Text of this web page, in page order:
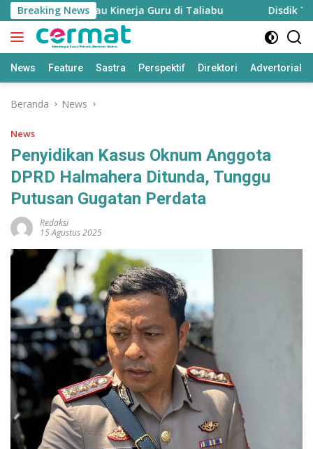
Langsung
ke
konten
Breaking News
untuk Pantau Kinerja Guru di Taliabu Disdik
News Feature Sastra Perspektif Direktori Advertorial
Beranda News
News
Penyidikan Kasus Oknum Anggota
DPRD Halmahera Ditunda, Tunggu
Putusan Gugatan Perdata
Redaksi
15 Agustus 2025